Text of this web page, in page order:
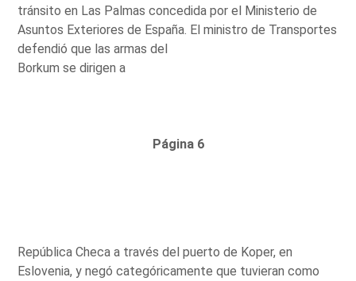
tránsito en Las Palmas concedida por el Ministerio de
Asuntos Exteriores de España. El ministro de Transportes
defendió que las armas del
Borkum se dirigen a
Página 6
República Checa a través del puerto de Koper, en
Eslovenia, y negó categóricamente que tuvieran como